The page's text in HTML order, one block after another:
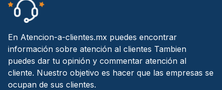
En Atencion-a-clientes.mx puedes encontrar
información sobre atención al clientes Tambien
puedes dar tu opinión y commentar atención al
cliente. Nuestro objetivo es hacer que las empresas se
ocupan de sus clientes.